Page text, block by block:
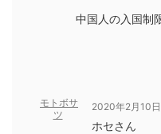
中国人の入国制
モトボサ
ツ
2020年2月10
ホセさん